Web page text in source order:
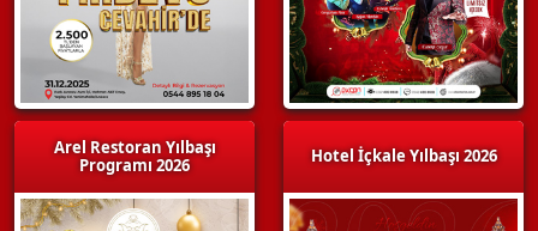
Arel Restoran Yılbaşı
Programı 2026
Hotel İçkale Yılbaşı 2026